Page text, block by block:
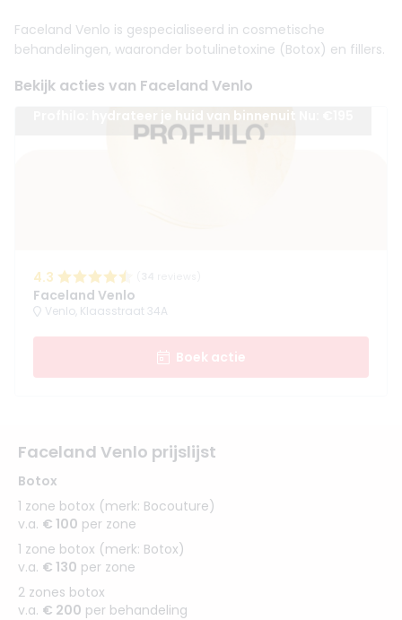
Faceland Venlo is gespecialiseerd in cosmetische
behandelingen, waaronder botulinetoxine (Botox) en fillers.
Bekijk acties van Faceland Venlo
Profhilo: hydrateer je huid van binnenuit Nu: €195
4.3
Faceland Venlo
Venlo, Klaasstraat 34A
Boek actie
Faceland Venlo prijslijst
Botox
1 zone botox (merk: Bocouture)
v.a. € 100 per zone
1 zone botox (merk: Botox)
v.a. € 130 per zone
2 zones botox
v.a. € 200 per behandeling